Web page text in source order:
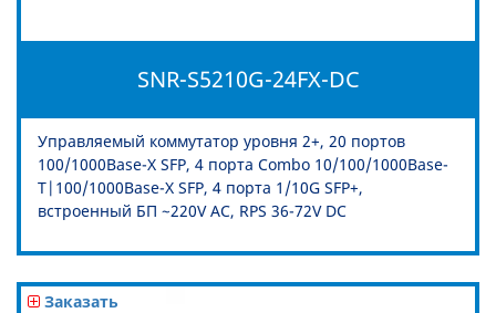
SNR-S5210G-24FX-DC
Управляемый коммутатор уровня 2+, 20 портов
100/1000Base-X SFP, 4 порта Combo 10/100/1000Base-
T|100/1000Base-X SFP, 4 порта 1/10G SFP+,
встроенный БП ~220V AC, RPS 36-72V DC
Заказать